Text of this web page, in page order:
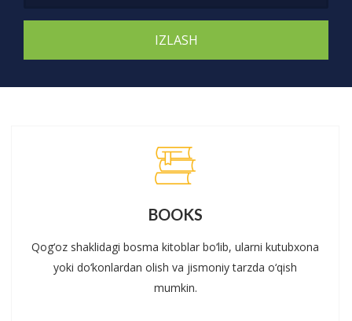
BOOKS
Qog‘oz shaklidagi bosma kitoblar bo‘lib, ularni kutubxona
yoki do‘konlardan olish va jismoniy tarzda o‘qish
mumkin.